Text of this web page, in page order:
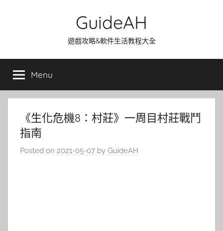
GuideAH
遊戲攻略&軟件生活教程大全
Menu
《生化危機8：村莊》一周目村莊戰鬥
指南
Posted on 2021-05-07 by GuideAH